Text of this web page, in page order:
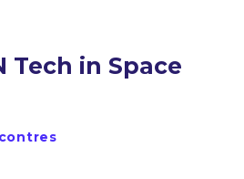
Tech in Space